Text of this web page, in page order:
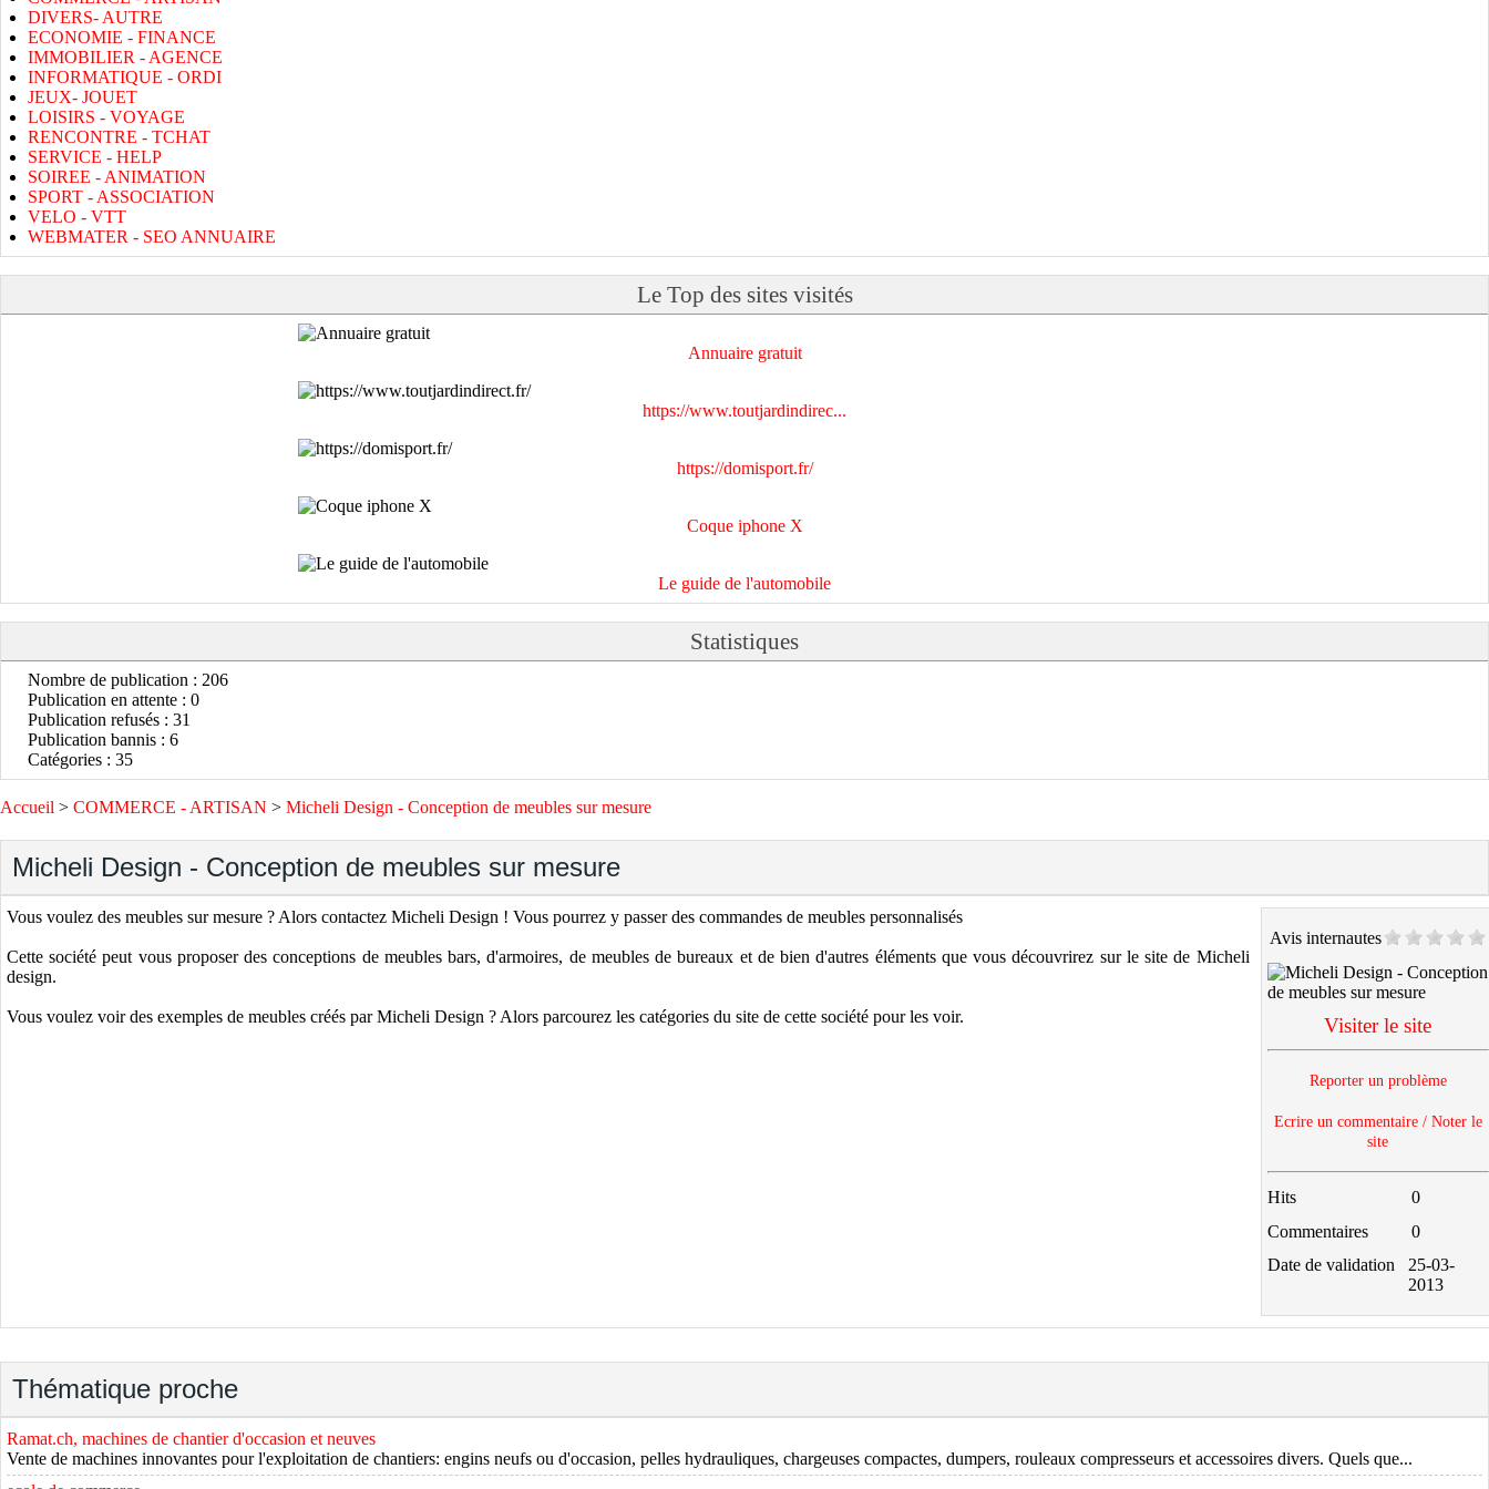
DIVERS- AUTRE
ECONOMIE - FINANCE
IMMOBILIER - AGENCE
INFORMATIQUE - ORDI
JEUX- JOUET
LOISIRS - VOYAGE
RENCONTRE - TCHAT
SERVICE - HELP
SOIREE - ANIMATION
SPORT - ASSOCIATION
VELO - VTT
WEBMATER - SEO ANNUAIRE
Le Top des sites visités
Annuaire gratuit
https://www.toutjardindirec...
https://domisport.fr/
Coque iphone X
Le guide de l'automobile
Statistiques
Nombre de publication : 206
Publication en attente : 0
Publication refusés : 31
Publication bannis : 6
Catégories : 35
Accueil > COMMERCE - ARTISAN > Micheli Design - Conception de meubles sur mesure
Micheli Design - Conception de meubles sur mesure
Vous voulez des meubles sur mesure ? Alors contactez Micheli Design ! Vous pourrez y passer des commandes de meubles personnalisés
Cette société peut vous proposer des conceptions de meubles bars, d'armoires, de meubles de bureaux et de bien d'autres éléments que vous découvrirez sur le site de Micheli
design.
Vous voulez voir des exemples de meubles créés par Micheli Design ? Alors parcourez les catégories du site de cette société pour les voir.
Avis internautes
Visiter le site
Reporter un problème
Ecrire un commentaire / Noter le
site
Hits
0
Commentaires
0
Date de validation
25-03-
2013
Thématique proche
Ramat.ch, machines de chantier d'occasion et neuves
Vente de machines innovantes pour l'exploitation de chantiers: engins neufs ou d'occasion, pelles hydrauliques, chargeuses compactes, dumpers, rouleaux compresseurs et accessoires divers. Quels que...